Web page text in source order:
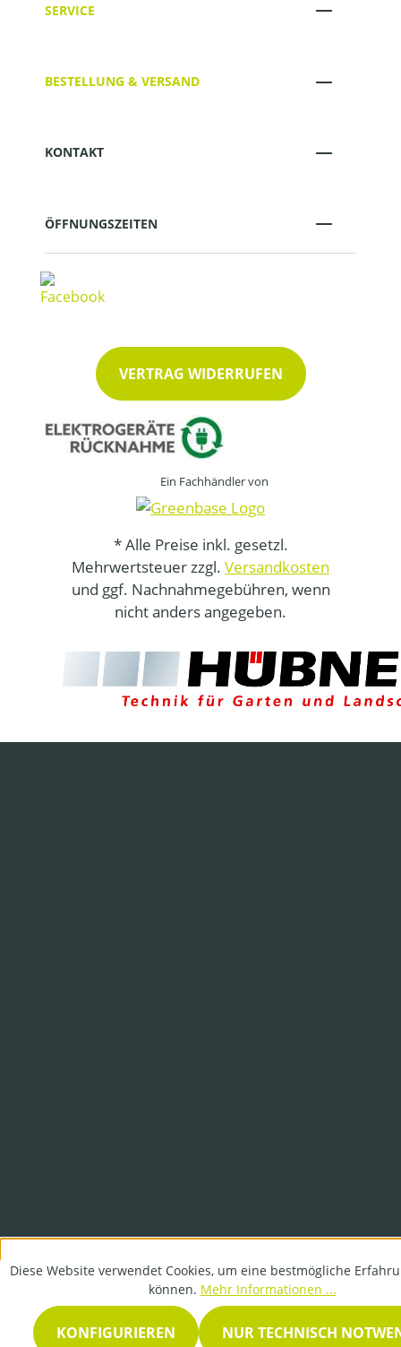
SERVICE
BESTELLUNG & VERSAND
KONTAKT
ÖFFNUNGSZEITEN
VERTRAG WIDERRUFEN
Ein Fachhändler von
* Alle Preise inkl. gesetzl.
Mehrwertsteuer zzgl. Versandkosten
und ggf. Nachnahmegebühren, wenn
nicht anders angegeben.
Diese Website verwendet Cookies, um eine bestmögliche
können. Mehr Informationen ...
NUR TECHNISCH
KONFIGURIEREN